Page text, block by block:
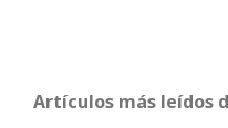
Artículos más leídos